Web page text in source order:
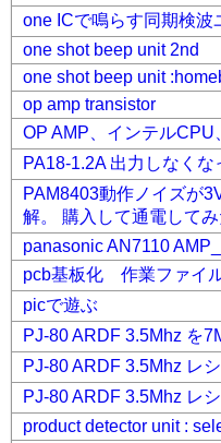
one ICで鳴らす同期検波
one shot beep unit 2nd
one shot beep unit
op amp transistor
OP AMP、インテル
PA18-1.2A 出力しなく
PAM8403動作ノイズが
解。 購入して通電してみ
panasonic AN7110 AMP_
pcb基板化 作業ファイ
picで遊ぶ
PJ-80 ARDF 3.5Mhz を
PJ-80 ARDF 3.5Mhz レ
PJ-80 ARDF 3.5Mhz レ
product detector unit :